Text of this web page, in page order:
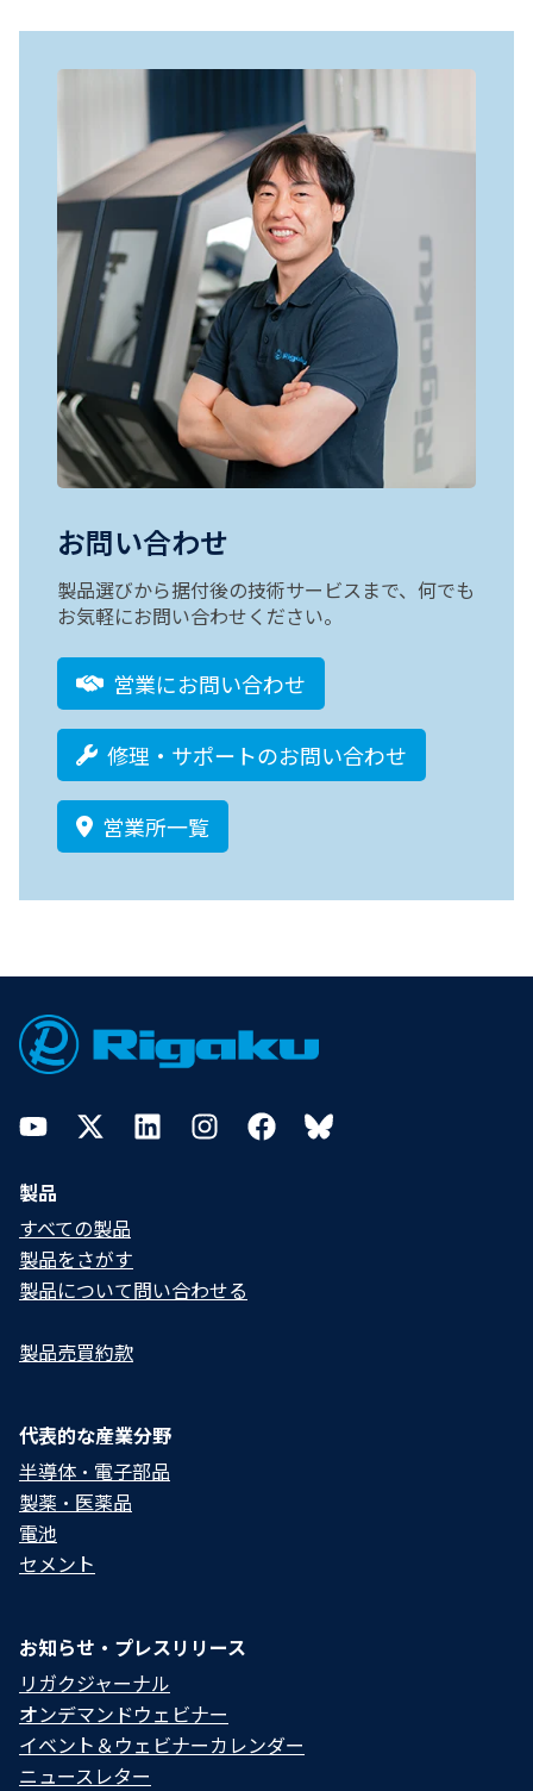
お問い合わせ
製品選びから据付後の技術サービスまで、何でも
お気軽にお問い合わせください。
営業にお問い合わせ
修理・サポートのお問い合わせ
営業所一覧
Footer
YouTubeTwitterLinkedInInstagramFacebookBluesky
製品
すべての製品
製品をさがす
製品について問い合わせる​
製品売買約款
代表的な産業分野
半導体・電子部品
製薬・医薬品
電池
セメント
お知らせ・プレスリリース
リガクジャーナル
オンデマンドウェビナー
イベント＆ウェビナーカレンダー
ニュースレター